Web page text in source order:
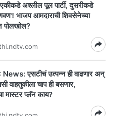
अश्लील पूल पार्टी, दुसरीकडे
भाजप आमदाराची शिवसेनेच्या
पोलखोल?
एसटीचं उत्पन्न ही वाढणार अन्
वाहतुकीला चाप ही बसणार,
मास्टर प्लॅन काय?